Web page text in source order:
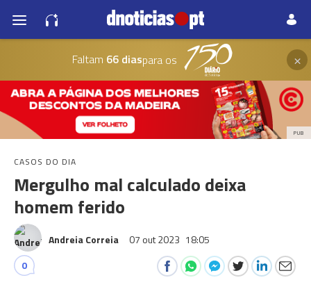
Faltam 66 diaspara os ×
PUB
CASOS DO DIA
Mergulho mal calculado deixa
homem ferido
Andreia Correia 07 out 2023 18:05
0